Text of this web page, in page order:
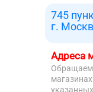
745
г.
Адреса
Обращаем